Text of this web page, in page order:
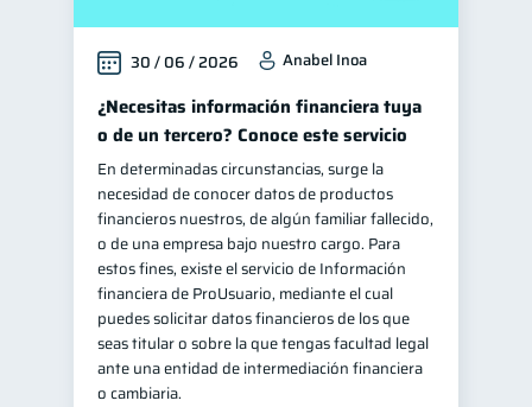
30 / 06 / 2026 Anabel Inoa
¿Necesitas información financiera tuya
o de un tercero? Conoce este servicio
En determinadas circunstancias, surge la
necesidad de conocer datos de productos
financieros nuestros, de algún familiar fallecido,
o de una empresa bajo nuestro cargo. Para
estos fines, existe el servicio de Información
financiera de ProUsuario, mediante el cual
puedes solicitar datos financieros de los que
seas titular o sobre la que tengas facultad legal
ante una entidad de intermediación financiera
o cambiaria.